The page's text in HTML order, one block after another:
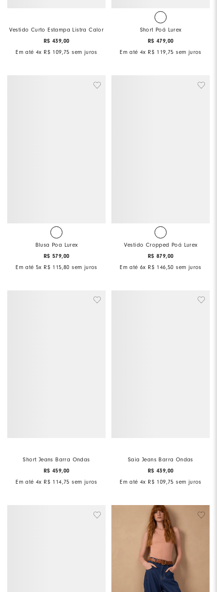
Vestido Curto Estampa Listra Calor
R$ 439,00
Em até 4x R$ 109,75 sem juros
Short Poá Lurex
R$ 479,00
Em até 4x R$ 119,75 sem juros
Blusa Poa Lurex
R$ 579,00
Em até 5x R$ 115 ,80 sem juros
Vestido Cropped Poá Lurex
R$ 879,00
Em até 6x R$ 146 ,50 sem juros
Short Jeans Barra Ondas
R$ 459,00
Em até 4x R$ 114,75 sem juros
Saia Jeans Barra Ondas
R$ 439,00
Em até 4x R$ 109,75 sem juros